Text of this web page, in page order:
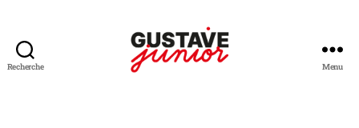
Recherche Menu